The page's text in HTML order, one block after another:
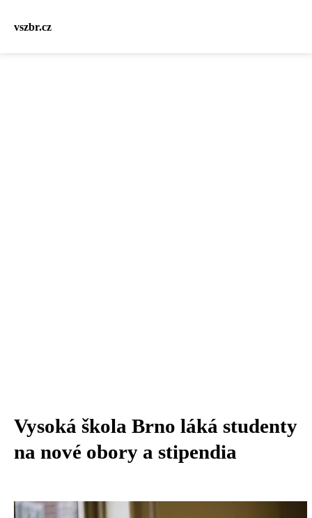
vszbr.cz
Vysoká škola Brno láká studenty
na nové obory a stipendia